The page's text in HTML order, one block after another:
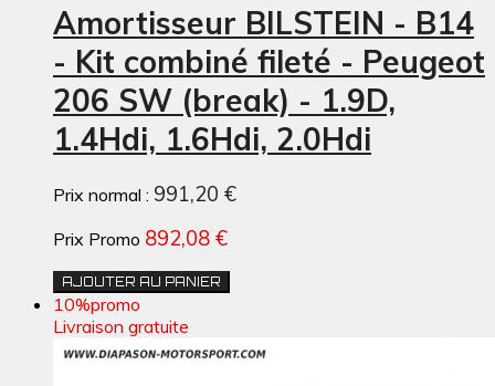
Amortisseur BILSTEIN - B14
- Kit combiné fileté - Peugeot
206 SW (break) - 1.9D,
1.4Hdi, 1.6Hdi, 2.0Hdi
Prix normal : 991,20 €
Prix Promo 892,08 €
AJOUTER AU PANIER
10%promo
Livraison gratuite